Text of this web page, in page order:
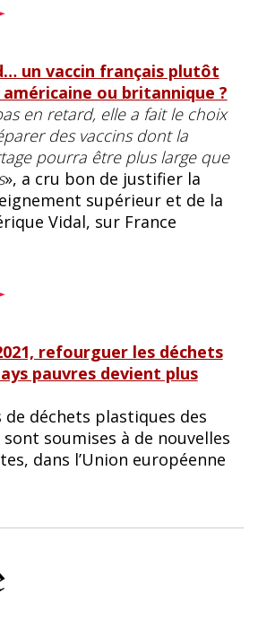
un vaccin français plutôt
ou britannique ?
en retard, elle a fait le choix
des vaccins dont la
pourra être plus large que
», a cru bon de justifier la
supérieur et de la
Vidal, sur France
2021, refourguer les déchets
pauvres devient plus
déchets plastiques des
soumises à de nouvelles
dans l’Union européenne